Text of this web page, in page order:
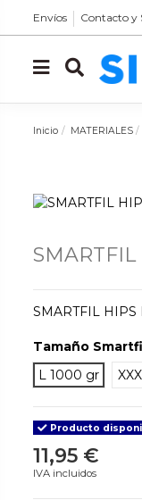
Envíos Contacto y
Inicio MATERIALES
SMARTFIL HIPS
Tamaño
L 1000 gr
Producto
11,95 €
IVA incluidos